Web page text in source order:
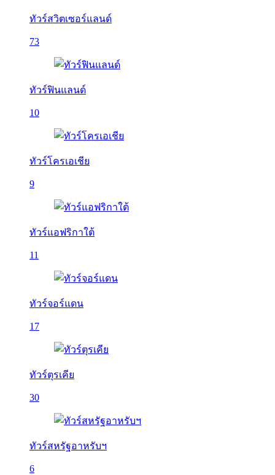
ทัวร์สวิตเซอร์แลนด์
73
ทัวร์ฟินแลนด์
10
ทัวร์โครเอเชีย
9
ทัวร์แอฟริกาใต้
11
ทัวร์จอร์แดน
17
ทัวร์ตุรเคีย
30
ทัวร์สหรัฐอาหรับฯ
6